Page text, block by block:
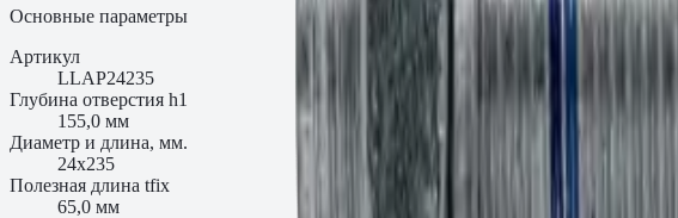
Основные параметры
Артикул
LLAP24235
Глубина отверстия h1
155,0 мм
Диаметр и длина, мм.
24х235
Полезная длина tfix
65,0 мм